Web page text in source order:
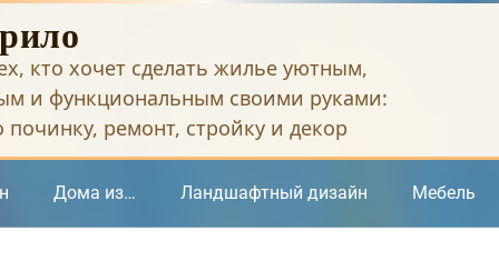
кто хочет сделать жилье уютным,
и функциональным своими руками:
починку, ремонт, стройку и декор
Дома из… Ландшафтный дизайн Мебель